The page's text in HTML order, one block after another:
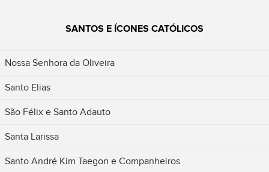
SANTOS E ÍCONES CATÓLICOS
Nossa Senhora da Oliveira
Santo Elias
São Félix e Santo Adauto
Santa Larissa
Santo André Kim Taegon e Companheiros